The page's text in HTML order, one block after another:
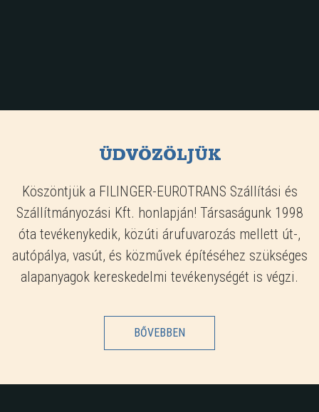
ÜDVÖZÖLJÜK
Köszöntjük a FILINGER-EUROTRANS Szállítási és
Szállítmányozási Kft. honlapján! Társaságunk 1998
óta tevékenykedik, közúti árufuvarozás mellett út-,
autópálya, vasút, és közművek építéséhez szükséges
alapanyagok kereskedelmi tevékenységét is végzi.
BŐVEBBEN